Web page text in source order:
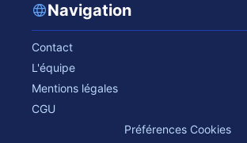
Navigation
Contact
L'équipe
Mentions légales
CGU
Préférences Cookies